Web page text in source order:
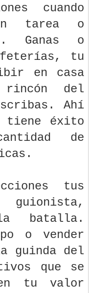
cuando
tarea o
Ganas o
tu
en casa
del
Ahí
tiene éxito
de
tus
guionista,
batalla.
o vender
guinda del
que se
tu valor